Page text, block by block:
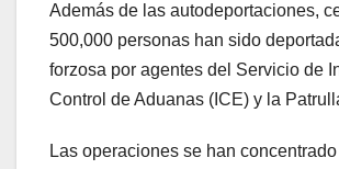
Además de las autodeportaciones,
500,000 personas han sido
forzosa por agentes del Servicio de
Control de Aduanas (ICE) y la
Las operaciones se han